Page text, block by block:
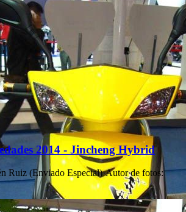
2014 - Jincheng Hybrid
Ruiz (Enviado Especial)·Autor de fotos: